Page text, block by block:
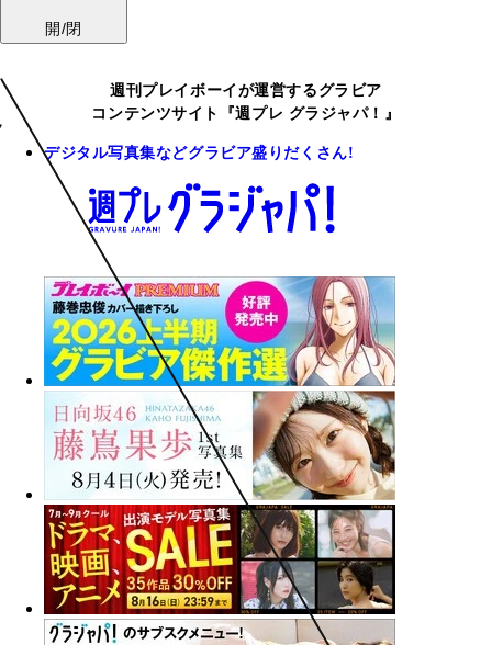
開/閉
週刊プレイボーイが運営するグラビア
コンテンツサイト『週プレ グラジャパ！』
デジタル写真集などグラビア盛りだくさん!